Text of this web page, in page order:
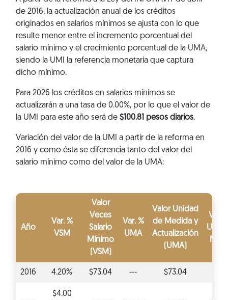
de 2016, la actualización anual de los créditos
originados en salarios mínimos se ajusta con lo que
resulte menor entre el incremento porcentual del
salario mínimo y el crecimiento porcentual de la UMA,
siendo la UMI la referencia monetaria que captura
dicho mínimo.
Para 2026 los créditos en salarios mínimos se
actualizarán a una tasa de 0.00%, por lo que el valor de
la UMI para este año será de $100.81 pesos diarios.
Variación del valor de la UMI a partir de la reforma en
2016 y como ésta se diferencia tanto del valor del
salario mínimo como del valor de la UMA:
Año
Var. %
VSM
Valor
Veces
Salario
Mínimo
(VSM)
Var. %
UMA
Valor Unidad
de Medida y
Actualización
(UMA)
Var.
2016 4.20% $73.04 --- $73.04
$4.00